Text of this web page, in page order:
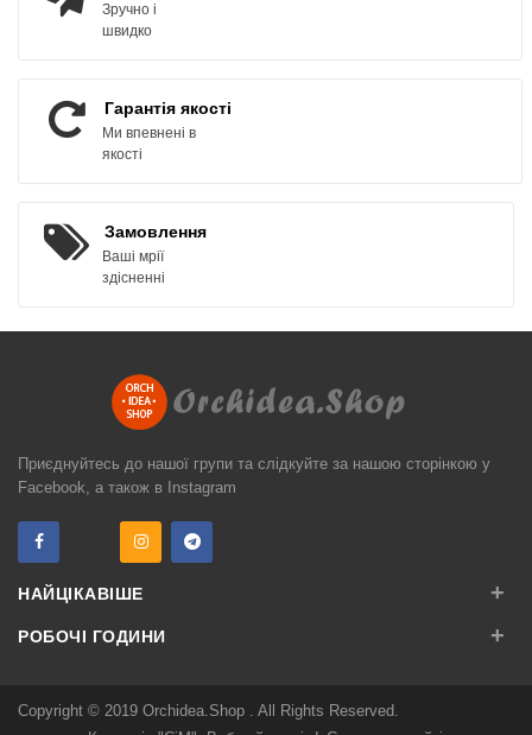
Зручно і
швидко
Гарантія якості
Ми впевнені в
якості
Замовлення
Ваші мрії
здісненні
Приєднуйтесь до нашої групи та слідкуйте за нашою сторінкою у
Facebook, а також в Instagram
НАЙЦІКАВІШЕ +
РОБОЧІ ГОДИНИ +
Copyright © 2019 Orchidea.Shop . All Rights Reserved.